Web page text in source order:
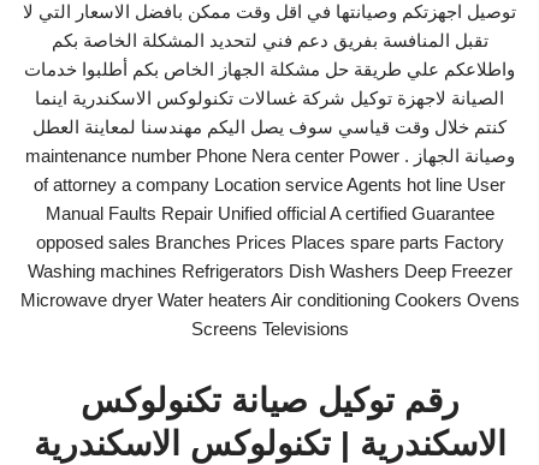
توصيل اجهزتكم وصيانتها في اقل وقت ممكن بافضل الاسعار التي لا
تقبل المنافسة بفريق دعم فني لتحديد المشكلة الخاصة بكم
واطلاعكم علي طريقة حل مشكلة الجهاز الخاص بكم أطلبوا خدمات
الصيانة لاجهزة توكيل شركة غسالات تكنولوكس الاسكندرية اينما
كنتم خلال وقت قياسي سوف يصل اليكم مهندسنا لمعاينة العطل
وصيانة الجهاز . maintenance number Phone Nera center Power
of attorney a company Location service Agents hot line User
Manual Faults Repair Unified official A certified Guarantee
opposed sales Branches Prices Places spare parts Factory
Washing machines Refrigerators Dish Washers Deep Freezer
Microwave dryer Water heaters Air conditioning Cookers Ovens
Screens Televisions
رقم توكيل صيانة تكنولوكس
الاسكندرية | تكنولوكس الاسكندرية